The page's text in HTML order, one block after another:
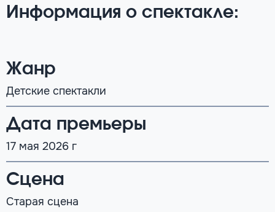
Информация о спектакле:
Жанр
Детские спектакли
Дата премьеры
17 мая 2026 г
Сцена
Старая сцена